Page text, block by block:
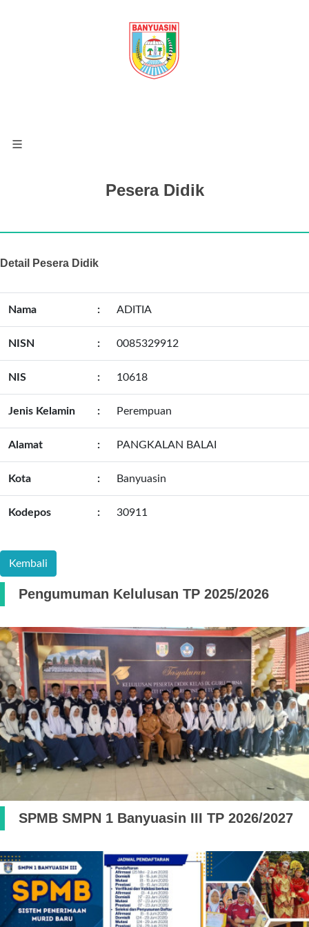
Pesera Didik
Pengumuman Kelulusan TP 2025/2026
Detail Pesera Didik
Nama : ADITIA
NISN : 0085329912
NIS : 10618
Jenis Kelamin : Perempuan
Alamat : PANGKALAN BALAI
Kota : Banyuasin
Kodepos : 30911
SPMB SMPN 1 Banyuasin III TP 2026/2027